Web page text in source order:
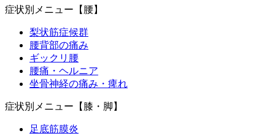
症状別メニュー【腰】
梨状筋症候群
腰背部の痛み
ギックリ腰
腰痛・ヘルニア
坐骨神経の痛み・痺れ
症状別メニュー【膝・脚】
足底筋膜炎